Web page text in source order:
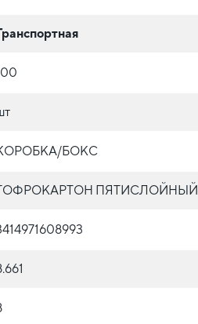
БОКС
ПЯТИСЛОЙНЫЙ